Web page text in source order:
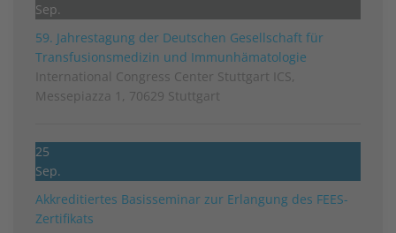
Sep.
59. Jahrestagung der Deutschen Gesellschaft für
Transfusionsmedizin und Immunhämatologie
International Congress Center Stuttgart ICS,
Messepiazza 1, 70629 Stuttgart
25
Sep.
Akkreditiertes Basisseminar zur Erlangung des FEES-
Zertifikats